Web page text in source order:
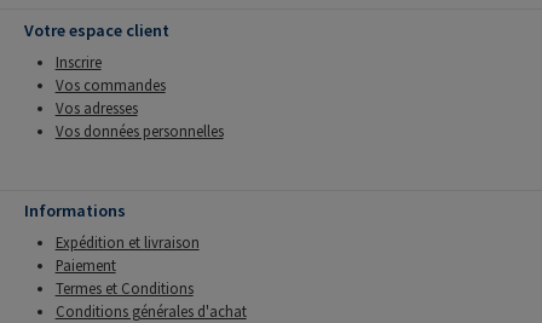
Votre espace client
Inscrire
Vos commandes
Vos adresses
Vos données personnelles
Informations
Expédition et livraison
Paiement
Termes et Conditions
Conditions générales d'achat